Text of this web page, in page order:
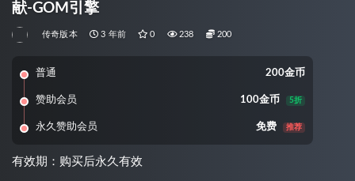
献-GOM引擎
传奇版本 3 年前 0 238 200
普通 200金币
赞助会员 100金币 5折
永久赞助会员 免费 推荐
有效期：购买后永久有效